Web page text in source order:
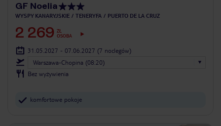
GF Noelia
WYSPY KANARYJSKIE TENERYFA PUERTO DE LA CRUZ
2 269 ZŁ
OSOBA
31.05.2027 - 07.06.2027 (7 noclegów)
Warszawa-Chopina (08:20)
Bez wyżywienia
komfortowe pokoje